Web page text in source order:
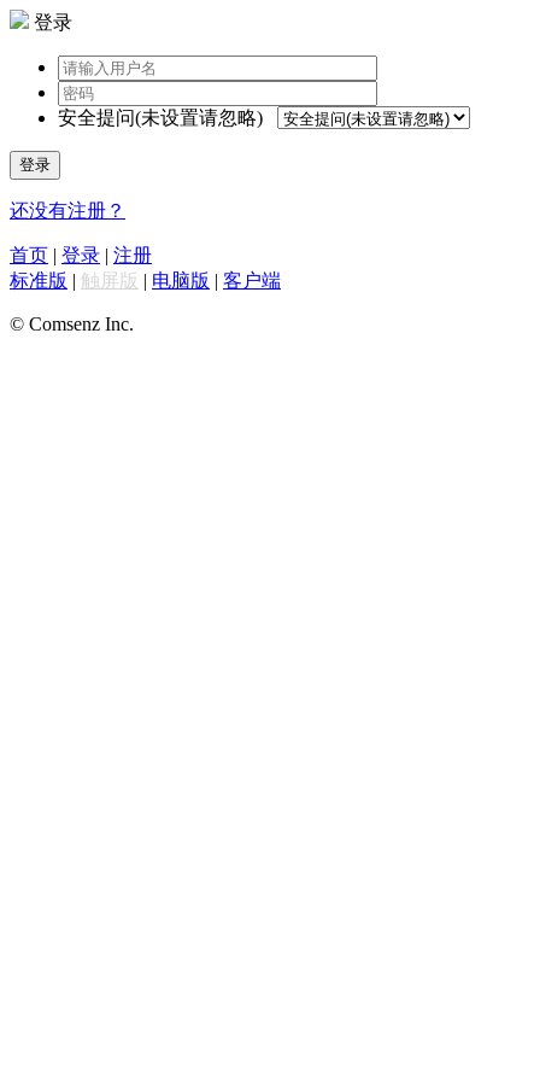
登录
安全提问(未设置请忽略)
登录
还没有注册？
首页 | 登录 | 注册
标准版 | 触屏版 | 电脑版 | 客户端
© Comsenz Inc.